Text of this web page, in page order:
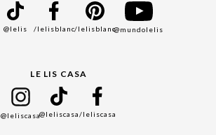
@lelis /lelisblanc/lelisblanc@mundolelis
LE LIS CASA
@leliscasa@leliscasa/leliscasa